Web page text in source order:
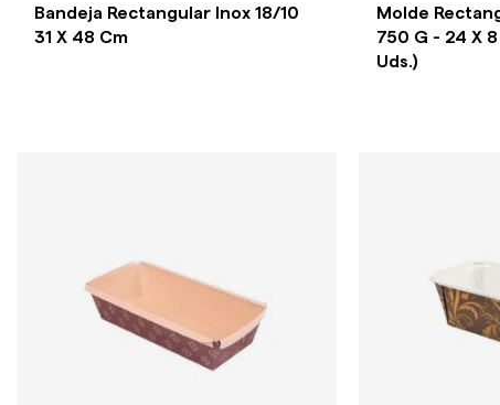
Bandeja Rectangular Inox 18/10
31 X 48 Cm
Molde
750 G - 24 X
Uds.)